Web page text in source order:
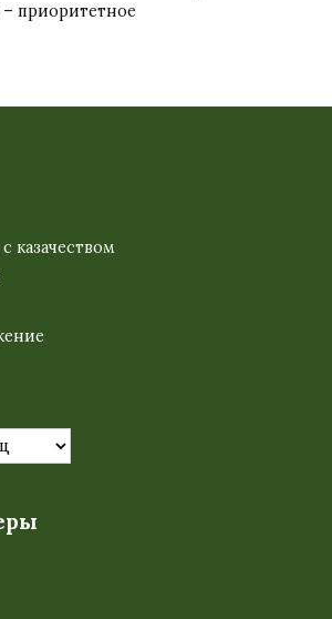
приоритетное
казачеством